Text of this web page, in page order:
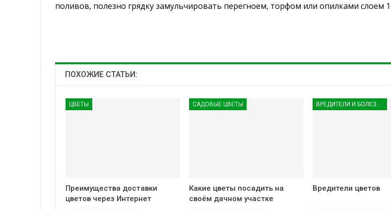
поливов, полезно грядку замульчировать перегноем, торфом или опилками слоем
ПОХОЖИЕ СТАТЬИ:
ЦВЕТЫ
Преимущества доставки
цветов через Интернет
САДОВЫЕ ЦВЕТЫ
Какие цветы посадить на
своём дачном участке
ВРЕДИТЕЛИ И БОЛЕЗНИ РАСТЕНИЙ
Вредители цветов